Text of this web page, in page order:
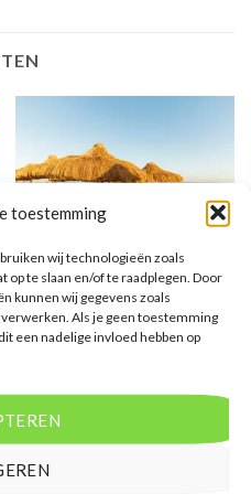
toestemming
wij technologieën zoals
op te slaan en/of te raadplegen. Door
kunnen wij gegevens zoals
Als je geen toestemming
een nadelige invloed hebben op
EGYPTE
Sunrise Remal Resort
4uit 5
Sunrise Remal Resort is een 4
sterren accommodatie in Sharks
Bay . U boekt deze reis direct bij